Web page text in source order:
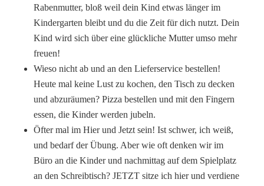
Rabenmutter, bloß weil dein Kind etwas länger im
Kindergarten bleibt und du die Zeit für dich nutzt. Dein
Kind wird sich über eine glückliche Mutter umso mehr
freuen!
Wieso nicht ab und an den Lieferservice bestellen!
Heute mal keine Lust zu kochen, den Tisch zu decken
und abzuräumen? Pizza bestellen und mit den Fingern
essen, die Kinder werden jubeln.
Öfter mal im Hier und Jetzt sein! Ist schwer, ich weiß,
und bedarf der Übung. Aber wie oft denken wir im
Büro an die Kinder und nachmittag auf dem Spielplatz
an den Schreibtisch? JETZT sitze ich hier und verdiene